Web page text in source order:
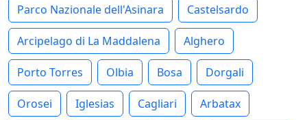
Parco Nazionale dell'Asinara Castelsardo
Arcipelago di La Maddalena Alghero
Porto Torres Olbia Bosa Dorgali
Orosei Iglesias Cagliari Arbatax